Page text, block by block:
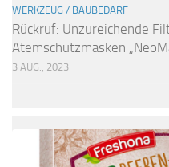
WERKZEUG / BAUBEDARF
Rückruf: Unzureichende
Atemschutzmasken
3 AUG., 2023